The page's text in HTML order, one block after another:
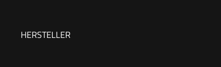
Natürlich,Steam Cleaner für Boden, Küche, Bad,
HERSTELLER